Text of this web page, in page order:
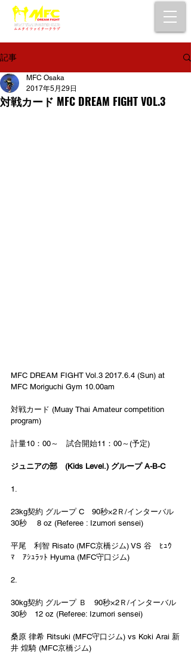
記事
対戦カード MFC DREAM FIGHT VOL.3
MFC Osaka
2017年5月29日
MFC DREAM FIGHT Vol.3 2017.6.4 (Sun) at
MFC Moriguchi Gym 10.00am
対戦カード (Muay Thai Amateur competition
program)
計量10：00～　試合開始11：00～(予定)
ジュニアの部　(Kids Level.) グループ A-B-C
1.
23kg契約 グループ C　90秒×2Ｒ/インターバル
30秒　 8 oz (Referee : Izumori sensei)
平尾　利智 Risato (MFC京橋ジム) VS 谷　ﾋｭｳ
ﾏ　ｱｼｭﾗｯﾄ Hyuma (MFC守口ジム)
2.
30kg契約 グループ Ｂ　90秒×2Ｒ/インターバル
30秒　12 oz (Referee: Izumori sensei)
桑原 律希 Ritsuki (MFC守口ジム) vs Koki Arai 新
井 煌騎 (MFC京橋ジム)